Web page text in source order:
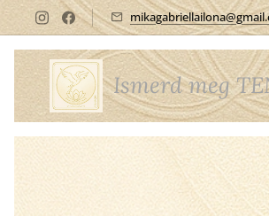
Ismerd meg